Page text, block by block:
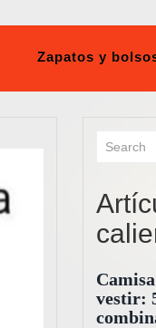
Zapatos y
vestir: